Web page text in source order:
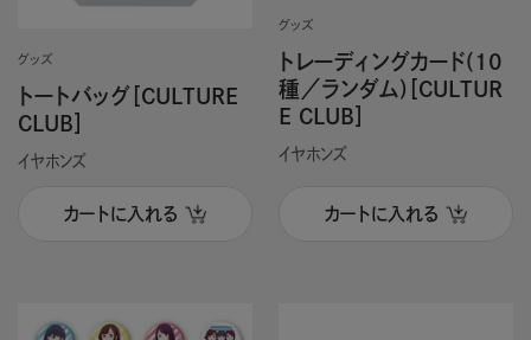
グッズ
トートバッグ［CULTURE
CLUB］
イヤホンズ
カートに入れる
グッズ
トレーディングカード(10
種／ランダム)［CULTUR
E CLUB］
イヤホンズ
カートに入れる